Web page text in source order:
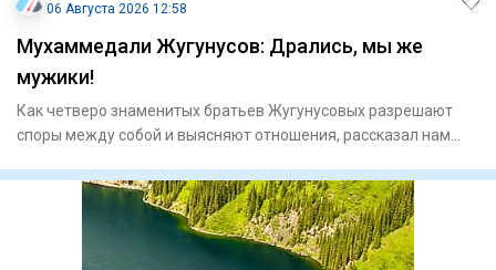
06 Августа 2026 12:58
Мухаммедали Жугунусов: Дрались, мы же
мужики!
Как четверо знаменитых братьев Жугунусовых разрешают
споры между собой и выясняют отношения, рассказал нам